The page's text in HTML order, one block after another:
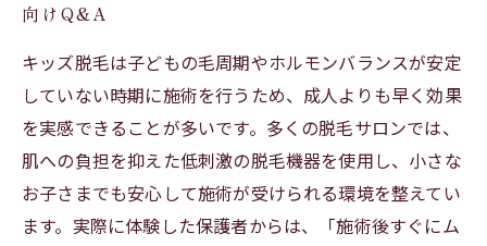
向けQ&A
キッズ脱毛は子どもの毛周期やホルモンバランスが安定
していない時期に施術を行うため、成人よりも早く効果
を実感できることが多いです。多くの脱毛サロンでは、
肌への負担を抑えた低刺激の脱毛機器を使用し、小さな
お子さまでも安心して施術が受けられる環境を整えてい
ます。実際に体験した保護者からは、「施術後すぐにム